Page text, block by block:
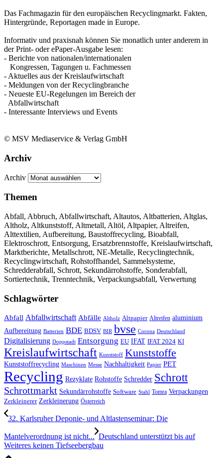
Das Fachmagazin für den europäischen Recyclingmarkt. Fakten,
Hintergründe, Reportagen made in Europe.
Informativ und praxisnah können Sie monatlich unter anderem in
der Print- oder ePaper-Ausgabe lesen:
- Berichte von nationalen/internationalen
Kongressen, Tagungen u. Fachmessen
- Aktuelles aus der Kreislaufwirtschaft
- Meldungen von der Recyclingbranche
- Neueste EU-Regelungen im Bereich der
Abfallwirtschaft
- Interessante Interviews und Events
© MSV Mediaservice & Verlag GmbH
Archiv
Archiv
Themen
Abfall, Abbruch, Abfallwirtschaft, Altautos, Altbatterien, Altglas,
Altholz, Altkunststoff, Altmetall, Altöl, Altpapier, Altreifen,
Alttextilien, Aufbereitung, Baustoffrecycling, Bioabfall,
Elektroschrott, Entsorgung, Ersatzbrennstoffe, Kreislaufwirtschaft,
Marktberichte, Metallschrott, NE-Metalle, Recyclingtechnik,
Recyclingwirtschaft, Rohstoffhandel, Sammelsysteme,
Schredderabfall, Schrott, Sekundärrohstoffe, Sonderabfall,
Sortiertechnik, Trenntechnik, Verpackungsabfall, Verwertung
Schlagwörter
Abfall Abfallwirtschaft Abfälle Altholz Altpapier Altreifen aluminium
Aufbereitung Batterien BDE BDSV BIR bvse Corona Deutschland
Digitalisierung Doppstadt Entsorgung EU IFAT IFAT 2024 KI
Kreislaufwirtschaft Kunststoff Kunststoffe
Kunststoffrecycling Maschinen Messe Nachhaltigkeit Papier PET
Recycling Rezyklate Rohstoffe Schredder Schrott
Schrottmarkt Sekundärrohstoffe Software Stahl Tomra Verpackungen
Zerkleinerer Zerkleinerung Österreich
32. Karlsruher Deponie- und Altlastenseminar: Die
Mantelverordnung ist nicht... Deutschland unterstützt bis auf
Weiteres keinen Tiefseebergbau